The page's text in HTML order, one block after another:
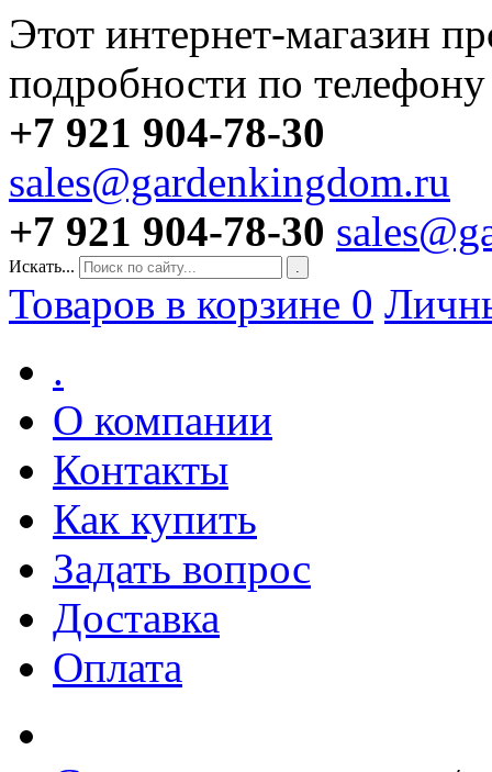
Этот интернет-магазин
подробности по телефону
+7 921 904-78-30
sales@gardenkingdom.ru
+7 921 904-78-30
Искать... .
Товаров в корзине 0
.
О компании
Контакты
Как купить
Задать вопрос
Доставка
Оплата